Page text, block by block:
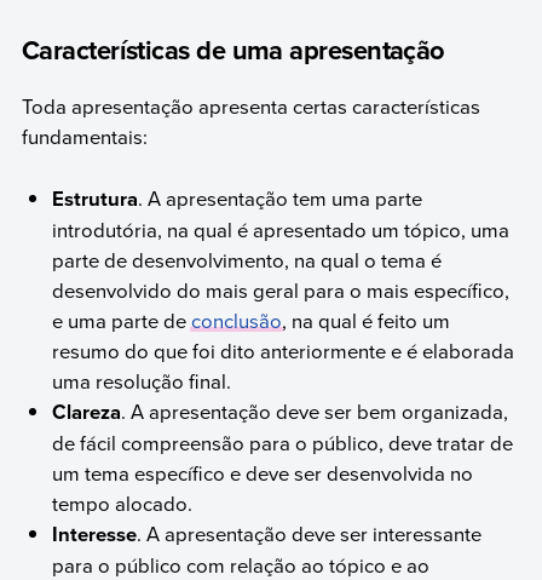
Características de uma apresentação
Toda apresentação apresenta certas características
fundamentais:
Estrutura. A apresentação tem uma parte
introdutória, na qual é apresentado um tópico, uma
parte de desenvolvimento, na qual o tema é
desenvolvido do mais geral para o mais específico,
e uma parte deconclusão, na qual é feito um
resumo do que foi dito anteriormente e é elaborada
uma resolução final.
Clareza. A apresentação deve ser bem organizada,
de fácil compreensão para o público, deve tratar de
um tema específico e deve ser desenvolvida no
tempo alocado.
Interesse. A apresentação deve ser interessante
para o público com relação ao tópico e ao